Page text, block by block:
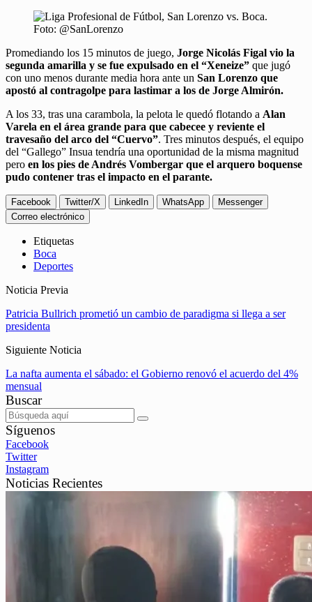
Promediando los 15 minutos de juego, Jorge Nicolás Figal vio la
segunda amarilla y se fue expulsado en el “Xeneize” que jugó
con uno menos durante media hora ante un San Lorenzo que
apostó al contragolpe para lastimar a los de Jorge Almirón.
A los 33, tras una carambola, la pelota le quedó flotando a Alan
Varela en el área grande para que cabecee y reviente el
travesaño del arco del “Cuervo”. Tres minutos después, el equipo
del “Gallego” Insua tendría una oportunidad de la misma magnitud
pero en los pies de Andrés Vombergar que el arquero boquense
pudo contener tras el impacto en el parante.
Facebook Twitter/X LinkedIn WhatsApp
Messenger
Correo electrónico
Etiquetas
Boca
Deportes
Noticia Previa
Patricia Bullrich prometió un cambio de paradigma si llega a ser
presidenta
Siguiente Noticia
La nafta aumenta el sábado: el Gobierno renovó el acuerdo del 4%
mensual
Buscar
Síguenos
Facebook
Twitter
Instagram
Noticias Recientes